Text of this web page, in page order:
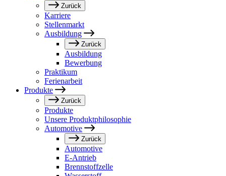
Zurück
Karriere
Stellenmarkt
Ausbildung
Zurück
Ausbildung
Bewerbung
Praktikum
Ferienarbeit
Produkte
Zurück
Produkte
Unsere Produktphilosophie
Automotive
Zurück
Automotive
E-Antrieb
Brennstoffzelle